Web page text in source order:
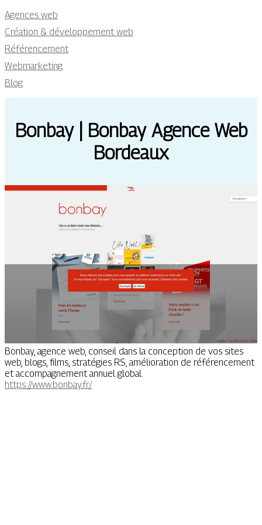
Agences web
Création & développement web
Référencement
Webmarketing
Blog
Bonbay | Bonbay Agence Web
Bordeaux
Bonbay, agence web, conseil dans la conception de vos sites
web, blogs, films, stratégies RS, amélioration de référencement
et accompagnement annuel global.
https://www.bonbay.fr/